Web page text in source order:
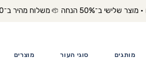
משלוח מהיר ב־30 ₪ • משלוח חינם מעל ₪399 • מוצר שלישי ב־50% הנחה
מוצרים סוגי העור מותגים